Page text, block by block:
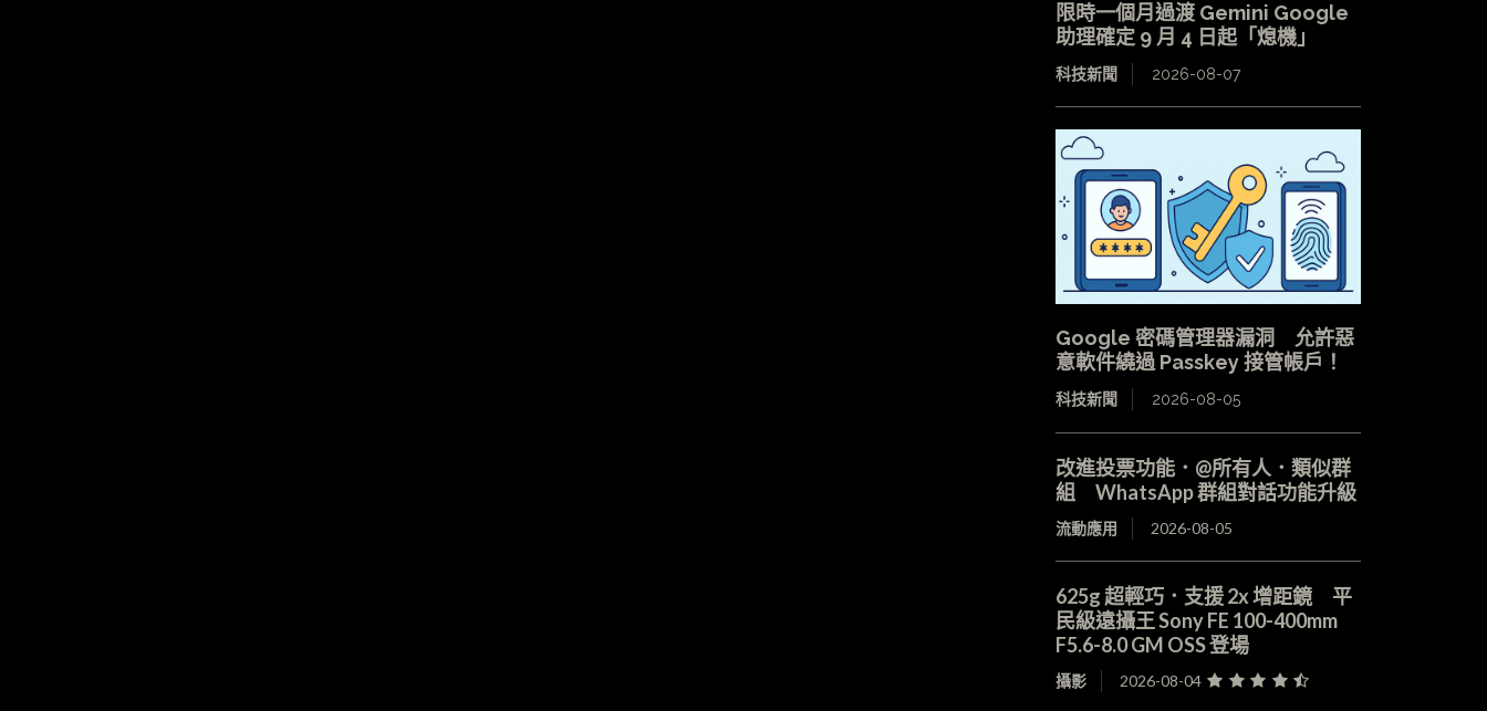
限時一個月過渡 Gemini Google
助理確定 9 月 4 日起「熄機」
科技新聞 2026-08-07
Google 密碼管理器漏洞 允許惡
意軟件繞過 Passkey 接管帳戶！
科技新聞 2026-08-05
改進投票功能．@所有人．類似群
組 WhatsApp 群組對話功能升級
流動應用 2026-08-05
625g 超輕巧．支援 2x 增距鏡 平
民級遠攝王 Sony FE 100-400mm
F5.6-8.0 GM OSS 登場
攝影 2026-08-04